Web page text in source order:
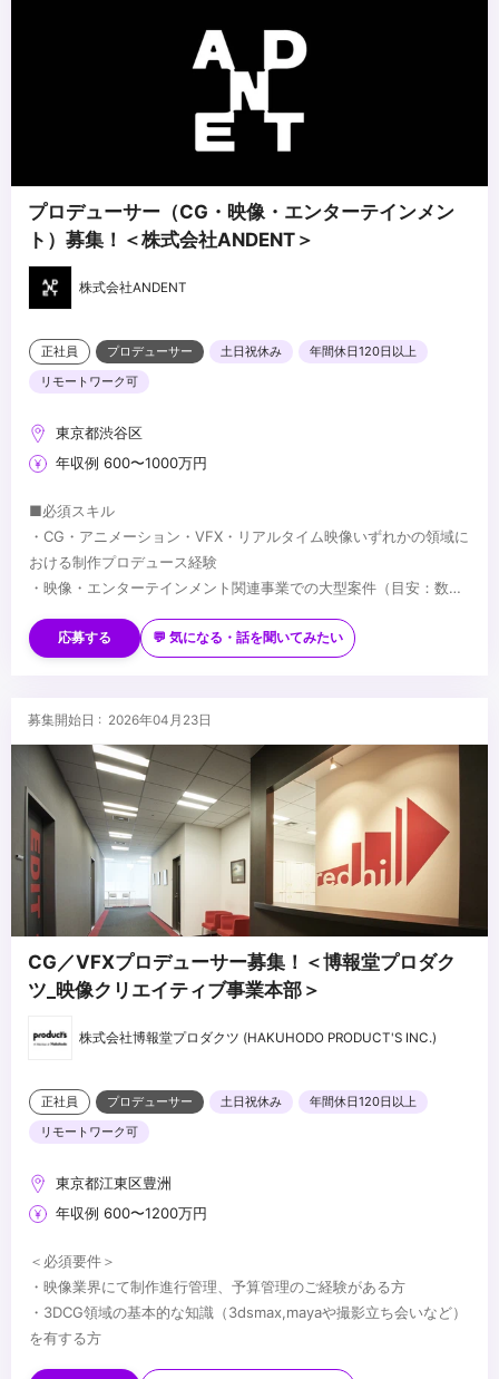
・既存の業界構造に疑問を持ち、新しい表現・取り組みに本気で挑
・少人数・高密度な組織で自律的に動ける方
プロデューサー（CG・映像・エンターテインメン
ト）募集！＜株式会社ANDENT＞
株式会社ANDENT
正社員 プロデューサー 土日祝休み
年間休日120日以上
リモートワーク可
東京都渋谷区
年収例 600〜1000万円
■必須スキル
・CG・アニメーション・VFX・リアルタイム映像いずれかの領域に
おける制作プロデュース経験
・映像・エンターテインメント関連事業での大型案件（目安：数千
・クライアントへの提案・企画営業経験（映像・コンテンツ・空間
演出等）
・ゲーム・CG・アニメ等のエンターテインメント産業への深い知
見・ネットワーク
係・商習慣への理解
・複数領域（例：CG×ライブ、映像×テクノロジー）を掛け合わせ
た新規提案の実績
・PL管理経験がある
■求める人物像
・ビジュアル・映像表現への高い感度を持ちあわせる方
・新しい領域に好奇心を持ち、自ら案件を開拓できる方
・顧客折衝経験が豊富で、クライアントに安心感を与えられる方
・1つの専門軸を持ちつつ、隣接領域へ越境することを楽しめる方
...
応募する 💬 気になる・話を聞いてみたい
募集開始日 : 2026年04月23日
CG／VFXプロデューサー募集！＜博報堂プロダク
ツ_映像クリエイティブ事業本部＞
株式会社博報堂プロダクツ (HAKUHODO PRODUCT'S INC.)
正社員 プロデューサー 土日祝休み
年間休日120日以上
リモートワーク可
東京都江東区豊洲
年収例 600〜1200万円
＜必須要件＞
・映像業界にて制作進行管理、予算管理のご経験がある方
・3DCG領域の基本的な知識（3dsmax,mayaや撮影立ち会いなど）
を有する方